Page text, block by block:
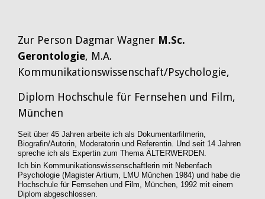
Zur Person Dagmar Wagner M.Sc.
Gerontologie, M.A.
Kommunikationswissenschaft/Psychologie,
Diplom Hochschule für Fernsehen und Film,
München
Seit über 45 Jahren arbeite ich als Dokumentarfilmerin,
Biografin/Autorin, Moderatorin und Referentin. Und seit 14 Jahren
spreche ich als Expertin zum Thema ÄLTERWERDEN.
Ich bin Kommunikationswissenschaftlerin mit Nebenfach
Psychologie (Magister Artium, LMU München 1984) und habe die
Hochschule für Fernsehen und Film, München, 1992 mit einem
Diplom abgeschlossen.